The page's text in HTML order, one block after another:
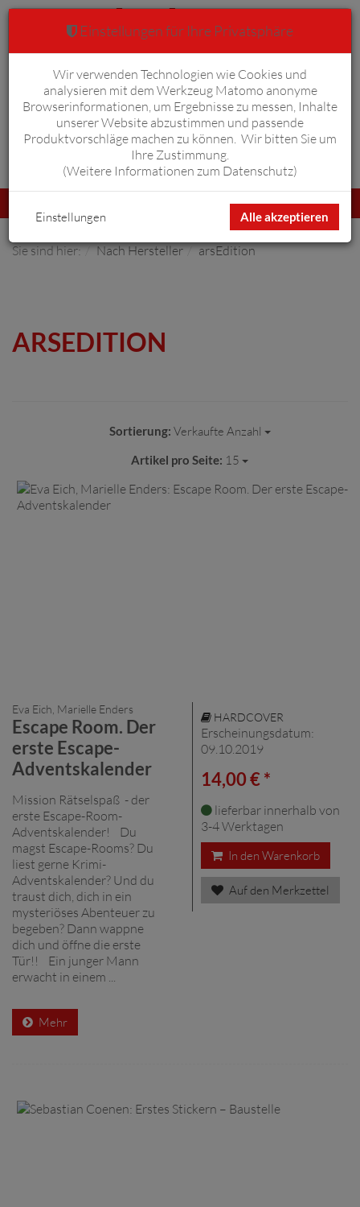
Anmelden Warenkorb 0
umschalten
Sie sind hier: Nach Hersteller arsEdition
ARSEDITION
Sortierung: Verkaufte Anzahl
Artikel pro Seite: 15
Eva Eich, Marielle Enders
Escape Room. Der
erste Escape-
Adventskalender
Mission Rätselspaß - der
erste Escape-Room-
Adventskalender! Du
magst Escape-Rooms? Du
liest gerne Krimi-
Adventskalender? Und du
traust dich, dich in ein
mysteriöses Abenteuer zu
begeben? Dann wappne
dich und öffne die erste
Tür!! Ein junger Mann
erwacht in einem ...
Mehr
HARDCOVER
Erscheinungsdatum:
09.10.2019
14,00 € *
lieferbar innerhalb von
3-4 Werktagen
In den Warenkorb
Auf den Merkzettel
Einstellungen für Ihre Privatsphäre
Wir verwenden Technologien wie Cookies und
analysieren mit dem Werkzeug Matomo anonyme
Browserinformationen, um Ergebnisse zu messen, Inhalte
unserer Website abzustimmen und passende
Produktvorschläge machen zu können. Wir bitten Sie um
Ihre Zustimmung.
(Weitere Informationen zum Datenschutz)
Alle akzeptieren
Einstellungen